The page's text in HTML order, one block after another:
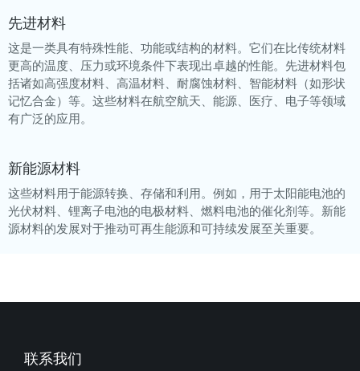
先进材料
这是一类具有特殊性能、功能或结构的材料。它们在比传统材料
更高的温度、压力或环境条件下表现出卓越的性能。先进材料包
括诸如高强度材料、高温材料、耐腐蚀材料、智能材料（如形状
记忆合金）等。这些材料在航空航天、能源、医疗、电子等领域
有广泛的应用。
新能源材料
这些材料用于能源转换、存储和利用。例如，用于太阳能电池的
光伏材料、锂离子电池的电极材料、燃料电池的催化剂等。新能
源材料的发展对于推动可再生能源和可持续发展至关重要。
联系我们